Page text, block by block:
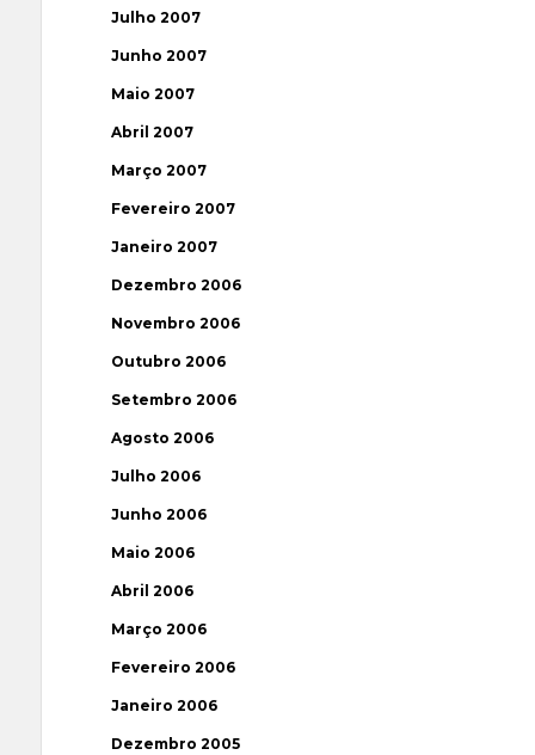
Julho 2007
Junho 2007
Maio 2007
Abril 2007
Março 2007
Fevereiro 2007
Janeiro 2007
Dezembro 2006
Novembro 2006
Outubro 2006
Setembro 2006
Agosto 2006
Julho 2006
Junho 2006
Maio 2006
Abril 2006
Março 2006
Fevereiro 2006
Janeiro 2006
Dezembro 2005